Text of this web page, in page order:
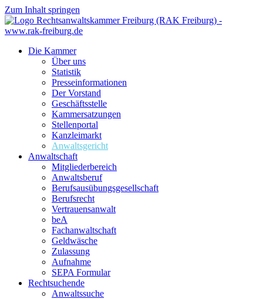
Zum Inhalt springen
Die Kammer
Über uns
Statistik
Presseinformationen
Der Vorstand
Geschäftsstelle
Kammersatzungen
Stellenportal
Kanzleimarkt
Anwaltsgericht
Anwaltschaft
Mitgliederbereich
Anwaltsberuf
Berufsausübungs­gesellschaft
Berufsrecht
Vertrauensanwalt
beA
Fachanwaltschaft
Geldwäsche
Zulassung
Aufnahme
SEPA Formular
Rechtsuchende
Anwaltssuche